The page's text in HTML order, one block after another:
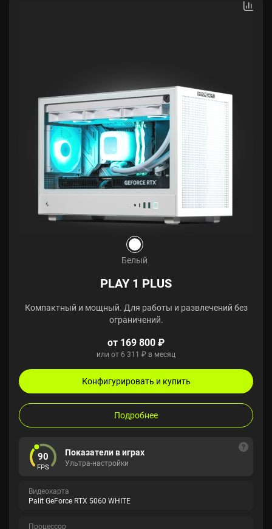
Белый
PLAY 1 PLUS
Компактный и мощный. Для работы и развлечений без
ограничений.
от 169 800 ₽
или от 6 311 ₽ в месяц
Конфигурировать и купить
Подробнее
90
FPS
Показатели в играх
Ультра-настройки
Видеокарта
Palit GeForce RTX 5060 WHITE
Процессор